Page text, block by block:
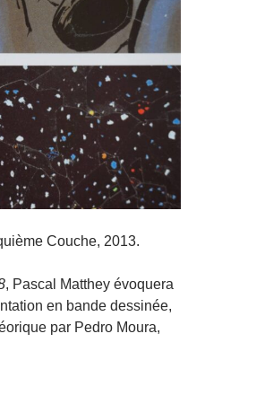
Couche, 2013.
, Pascal Matthey évoquera
en bande dessinée,
par Pedro Moura,